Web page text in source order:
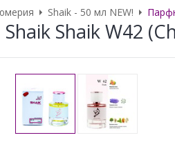
Shaik - 50 мл NEW!
Shaik W42